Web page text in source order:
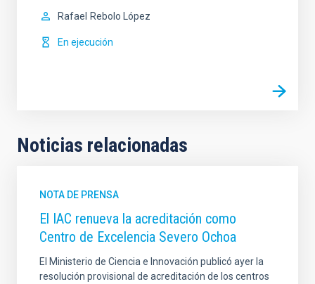
Rafael Rebolo López
En ejecución
Noticias relacionadas
NOTA DE PRENSA
El IAC renueva la acreditación como
Centro de Excelencia Severo Ochoa
El Ministerio de Ciencia e Innovación publicó ayer la
resolución provisional de acreditación de los centros